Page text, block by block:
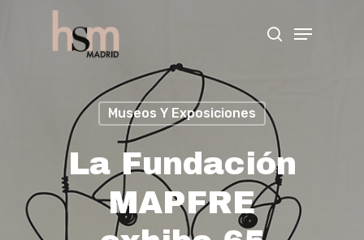
Hit enter to search or ESC to close
Museos Y Exposiciones
La Fundación
MAPFRE